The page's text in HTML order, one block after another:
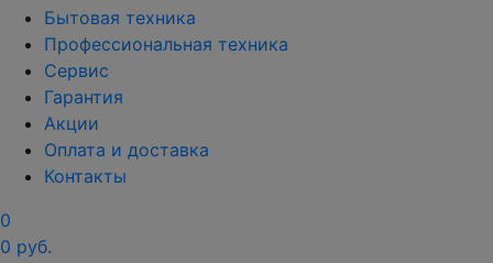
Бытовая техника
Профессиональная техника
Сервис
Гарантия
Акции
Оплата и доставка
Контакты
0
0 руб.